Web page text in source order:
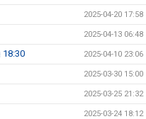
2025-04-20 17:58
2025-04-13 06:48
18:30 2025-04-10 23:06
2025-03-30 15:00
2025-03-25 21:32
2025-03-24 18:12